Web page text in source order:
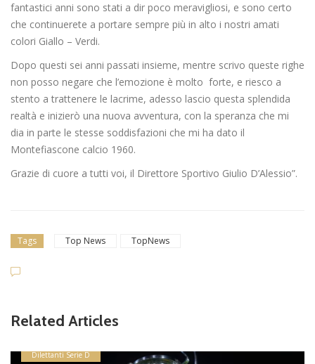
fantastici anni sono stati a dir poco meravigliosi, e sono certo
che continuerete a portare sempre più in alto i nostri amati
colori Giallo – Verdi.
Dopo questi sei anni passati insieme, mentre scrivo queste righe
non posso negare che l’emozione è molto forte, e riesco a
stento a trattenere le lacrime, adesso lascio questa splendida
realtà e inizierò una nuova avventura, con la speranza che mi
dia in parte le stesse soddisfazioni che mi ha dato il
Montefiascone calcio 1960.
Grazie di cuore a tutti voi, il Direttore Sportivo Giulio D’Alessio”.
Tags Top News TopNews
Related Articles
Dilettanti Serie D